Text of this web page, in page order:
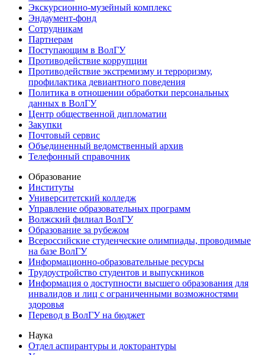
Экскурсионно-музейный комплекс
Эндаумент-фонд
Сотрудникам
Партнерам
Поступающим в ВолГУ
Противодействие коррупции
Противодействие экстремизму и терроризму,
профилактика девиантного поведения
Политика в отношении обработки персональных
данных в ВолГУ
Центр общественной дипломатии
Закупки
Почтовый сервис
Объединенный ведомственный архив
Телефонный справочник
Образование
Институты
Университетский колледж
Управление образовательных программ
Волжский филиал ВолГУ
Образование за рубежом
Всероссийские студенческие олимпиады, проводимые
на базе ВолГУ
Информационно-образовательные ресурсы
Трудоустройство студентов и выпускников
Информация о доступности высшего образования для
инвалидов и лиц с ограниченными возможностями
здоровья
Перевод в ВолГУ на бюджет
Наука
Отдел аспирантуры и докторантуры